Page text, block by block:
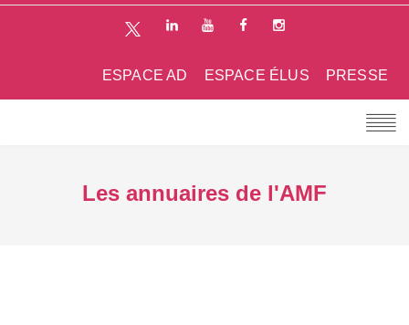
PRESSE
ESPACE ÉLUS
ESPACE AD
Les annuaires de l'AMF